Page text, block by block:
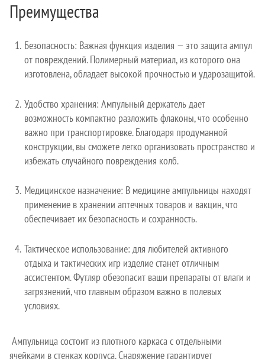
Преимущества
Безопасность: Важная функция изделия — это защита ампул
от повреждений. Полимерный материал, из которого она
изготовлена, обладает высокой прочностью и ударозащитой.
Удобство хранения: Ампульный держатель дает
возможность компактно разложить флаконы, что особенно
важно при транспортировке. Благодаря продуманной
конструкции, вы сможете легко организовать пространство и
избежать случайного повреждения колб.
Медицинское назначение: В медицине ампульницы находят
применение в хранении аптечных товаров и вакцин, что
обеспечивает их безопасность и сохранность.
Тактическое использование: для любителей активного
отдыха и тактических игр изделие станет отличным
ассистентом. Футляр обезопасит ваши препараты от влаги и
загрязнений, что главным образом важно в полевых
условиях.
Ампульница состоит из плотного каркаса с отдельными
ячейками в стенках корпуса. Снаряжение гарантирует